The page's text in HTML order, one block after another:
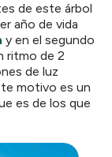
de este árbol
año de vida
y en el segundo
ritmo de 2
de luz
motivo es un
es de los que